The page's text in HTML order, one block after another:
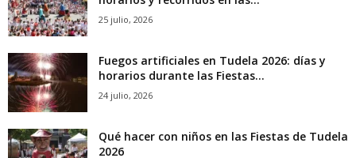
25 julio, 2026
Fuegos artificiales en Tudela 2026: días y
horarios durante las Fiestas...
24 julio, 2026
Qué hacer con niños en las Fiestas de Tudela
2026